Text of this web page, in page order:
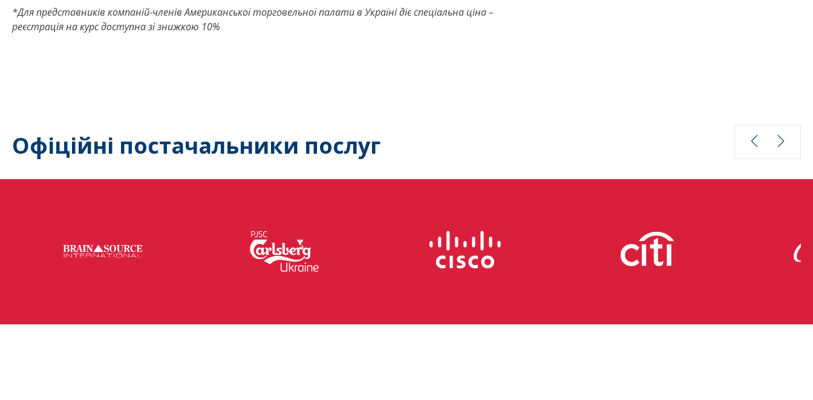
*Для представників компаній-членів Американської торговельної палати в Україні діє спеціальна ціна –
реєстрація на курс доступна зі знижкою 10%
Офіційні постачальники послуг